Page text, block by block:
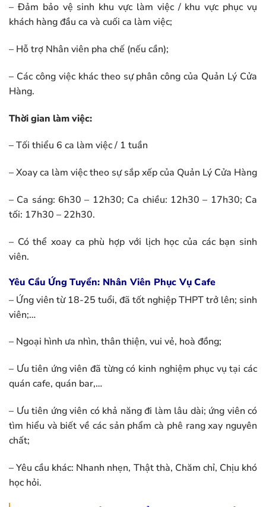
– Đảm bảo vệ sinh khu vực làm việc / khu vực phục vụ
khách hàng đầu ca và cuối ca làm việc;
– Hỗ trợ Nhân viên pha chế (nếu cần);
– Các công việc khác theo sự phân công của Quản Lý Cửa
Hàng.
Thời gian làm việc:
– Tối thiểu 6 ca làm việc / 1 tuần
– Xoay ca làm việc theo sự sắp xếp của Quản Lý Cửa Hàng
– Ca sáng: 6h30 – 12h30; Ca chiều: 12h30 – 17h30; Ca
tối: 17h30 – 22h30.
– Có thể xoay ca phù hợp với lịch học của các bạn sinh
viên.
Yêu Cầu Ứng Tuyển: Nhân Viên Phục Vụ Cafe
– Ứng viên từ 18-25 tuổi, đã tốt nghiệp THPT trở lên; sinh
viên;…
– Ngoại hình ưa nhìn, thân thiện, vui vẻ, hoà đồng;
– Ưu tiên ứng viên đã từng có kinh nghiệm phục vụ tại các
quán cafe, quán bar,…
– Ưu tiên ứng viên có khả năng đi làm lâu dài; ứng viên có
tìm hiểu và biết về các sản phẩm cà phê rang xay nguyên
chất;
– Yêu cầu khác: Nhanh nhẹn, Thật thà, Chăm chỉ, Chịu khó
học hỏi.